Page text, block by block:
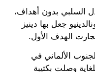
السلبي بدون أهداف،
جعل بها دينيز
الهدف الأول.
الألماني في
وصلت بكتيبة